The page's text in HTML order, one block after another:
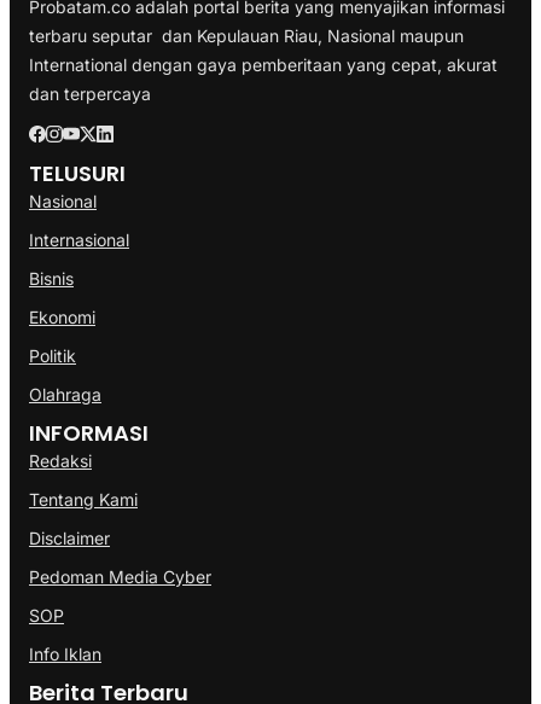
Probatam.co adalah portal berita yang menyajikan informasi
terbaru seputar dan Kepulauan Riau, Nasional maupun
International dengan gaya pemberitaan yang cepat, akurat
dan terpercaya
TELUSURI
Nasional
Internasional
Bisnis
Ekonomi
Politik
Olahraga
INFORMASI
Redaksi
Tentang Kami
Disclaimer
Pedoman Media Cyber
SOP
Info Iklan
Berita Terbaru